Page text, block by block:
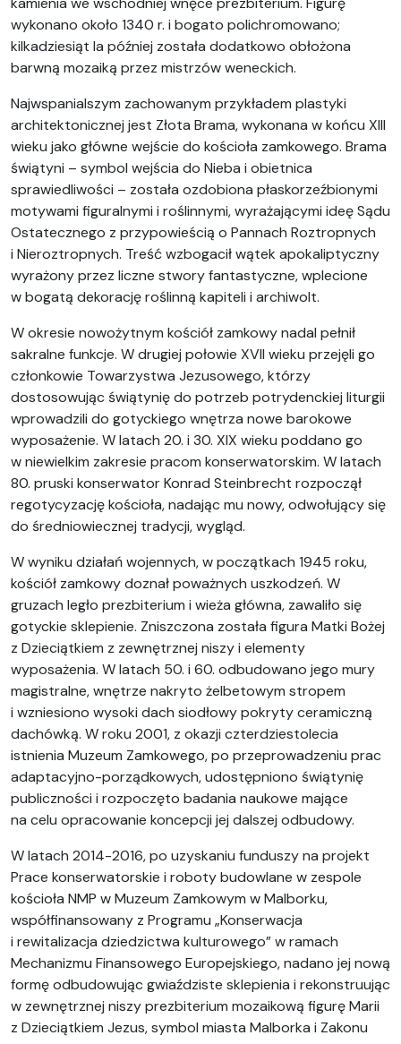
wykonano około 1340 r. i bogato polichromowano;
kilkadziesiąt la później została dodatkowo obłożona
barwną mozaiką przez mistrzów weneckich.
Najwspanialszym zachowanym przykładem plastyki
architektonicznej jest Złota Brama, wykonana w końcu XIII
wieku jako główne wejście do kościoła zamkowego. Brama
świątyni – symbol wejścia do Nieba i obietnica
sprawiedliwości – została ozdobiona płaskorzeźbionymi
motywami figuralnymi i roślinnymi, wyrażającymi ideę Sądu
Ostatecznego z przypowieścią o Pannach Roztropnych
i Nieroztropnych. Treść wzbogacił wątek apokaliptyczny
wyrażony przez liczne stwory fantastyczne, wplecione
w bogatą dekorację roślinną kapiteli i archiwolt.
W okresie nowożytnym kościół zamkowy nadal pełnił
sakralne funkcje. W drugiej połowie XVII wieku przejęli go
członkowie Towarzystwa Jezusowego, którzy
dostosowując świątynię do potrzeb potrydenckiej liturgii
wprowadzili do gotyckiego wnętrza nowe barokowe
wyposażenie. W latach 20. i 30. XIX wieku poddano go
w niewielkim zakresie pracom konserwatorskim. W latach
80. pruski konserwator Konrad Steinbrecht rozpoczął
regotycyzację kościoła, nadając mu nowy, odwołujący się
do średniowiecznej tradycji, wygląd.
W wyniku działań wojennych, w początkach 1945 roku,
kościół zamkowy doznał poważnych uszkodzeń. W
gruzach legło prezbiterium i wieża główna, zawaliło się
gotyckie sklepienie. Zniszczona została figura Matki Bożej
z Dzieciątkiem z zewnętrznej niszy i elementy
wyposażenia. W latach 50. i 60. odbudowano jego mury
magistralne, wnętrze nakryto żelbetowym stropem
i wzniesiono wysoki dach siodłowy pokryty ceramiczną
dachówką. W roku 2001, z okazji czterdziestolecia
istnienia Muzeum Zamkowego, po przeprowadzeniu prac
adaptacyjno-porządkowych, udostępniono świątynię
publiczności i rozpoczęto badania naukowe mające
na celu opracowanie koncepcji jej dalszej odbudowy.
W latach 2014-2016, po uzyskaniu funduszy na projekt
Prace konserwatorskie i roboty budowlane w zespole
kościoła NMP w Muzeum Zamkowym w Malborku,
współfinansowany z Programu „Konserwacja
i rewitalizacja dziedzictwa kulturowego” w ramach
Mechanizmu Finansowego Europejskiego, nadano jej nową
formę odbudowując gwiaździste sklepienia i rekonstruując
w zewnętrznej niszy prezbiterium mozaikową figurę Marii
z Dzieciątkiem Jezus, symbol miasta Malborka i Zakonu